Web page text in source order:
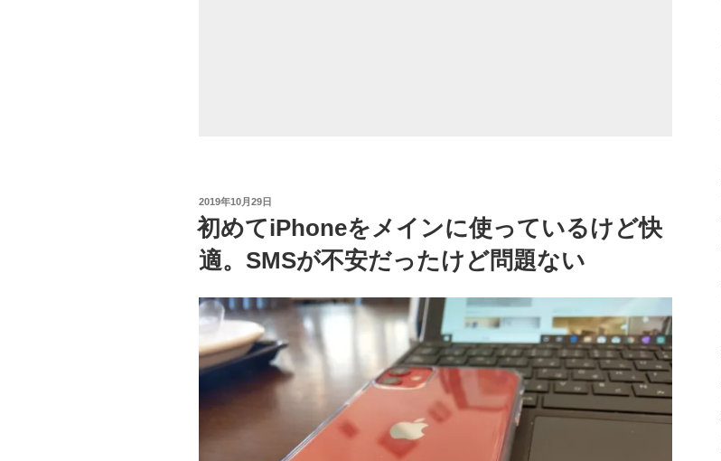
投
稿
日:
2019年10月29日
初めてiPhoneをメインに使っているけど快
適。SMSが不安だったけど問題ない